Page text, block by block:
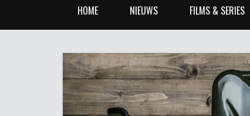
HOME NIEUWS FILMS & SERIES